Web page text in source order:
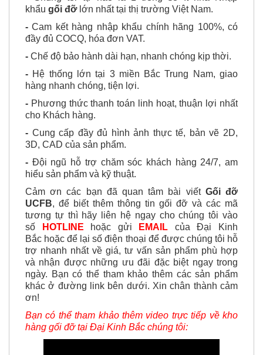
khẩu gối đỡ lớn nhất tại thị trường Việt Nam.
-Cam kết hàng nhập khẩu chính hãng 100%, có
đầy đủ COCQ, hóa đơn VAT.
- Chế độ bảo hành dài hạn, nhanh chóng kịp thời.
- Hệ thống lớn tại 3 miền Bắc Trung Nam, giao
hàng nhanh chóng, tiện lợi.
- Phương thức thanh toán linh hoạt, thuận lợi nhất
cho Khách hàng.
- Cung cấp đầy đủ hình ảnh thực tế, bản vẽ 2D,
3D, CAD của sản phẩm.
- Đội ngũ hỗ trợ chăm sóc khách hàng 24/7, am
hiểu sản phẩm và kỹ thuật.
Cảm ơn các bạn đã quan tâm bài viết Gối đỡ
UCFB, để biết thêm thông tin gối đỡ và các mã
tương tự thìhãy liên hệ ngay cho chúng tôi vào
số
HOTLINE hoặc gửi EMAIL của Đại Kinh
Bắc hoặc để lại số điện thoại để được chúng tôi hỗ
trợ nhanh nhất về giá, tư vấn sản phẩm phù hợp
và nhận được những ưu đãi đặc biệt ngay trong
ngày. Bạn có thể tham khảo thêm các sản phẩm
khác ở đường link bên dưới. Xin chân thành cảm
ơn!
Bạn có thể tham khảo thêm video trực tiếp về kho
hàng gối đỡ tại Đại Kinh Bắc chúng tôi: